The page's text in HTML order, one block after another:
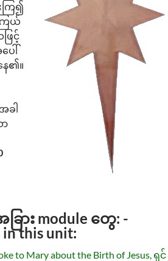
ကြ၍
ြယ်
ြင့်
ါ်
၏။
ါ
း module တွေ: -
this unit:
to Mary about the Birth of Jesus, ရှင်